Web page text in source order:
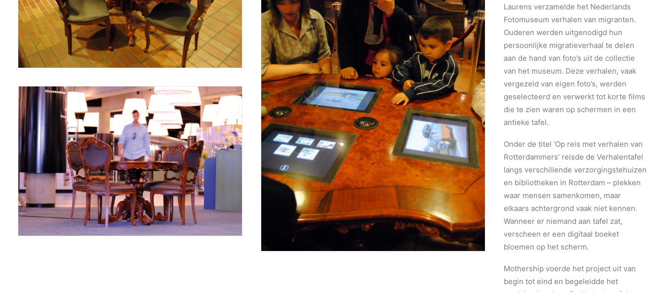
Laurens verzamelde het Nederlands
Fotomuseum verhalen van migranten.
Ouderen werden uitgenodigd hun
persoonlijke migratieverhaal te delen
aan de hand van foto’s uit de collectie
van het museum. Deze verhalen, vaak
vergezeld van eigen foto’s, werden
geselecteerd en verwerkt tot korte films
die te zien waren op schermen in een
antieke tafel.
Onder de titel ‘Op reis met verhalen van
Rotterdammers’ reisde de Verhalentafel
langs verschillende verzorgingstehuizen
en bibliotheken in Rotterdam – plekken
waar mensen samenkomen, maar
elkaars achtergrond vaak niet kennen.
Wanneer er niemand aan tafel zat,
verscheen er een digitaal boeket
bloemen op het scherm.
Mothership voerde het project uit van
begin tot eind en begeleidde het